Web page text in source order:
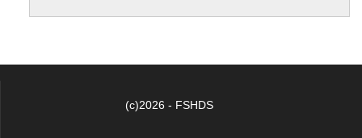
(c)2026 - FSHDS